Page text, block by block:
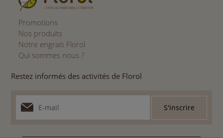
Promotions
Nos produits
Notre engrais Florol
Qui sommes nous ?
Restez informés des activités de Florol